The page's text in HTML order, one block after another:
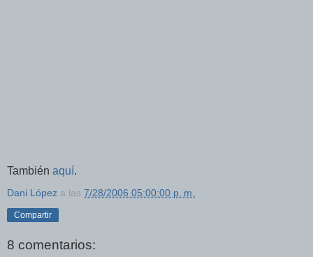
También aquí.
Dani López a las 7/28/2006 05:00:00 p. m.
Compartir
8 comentarios: